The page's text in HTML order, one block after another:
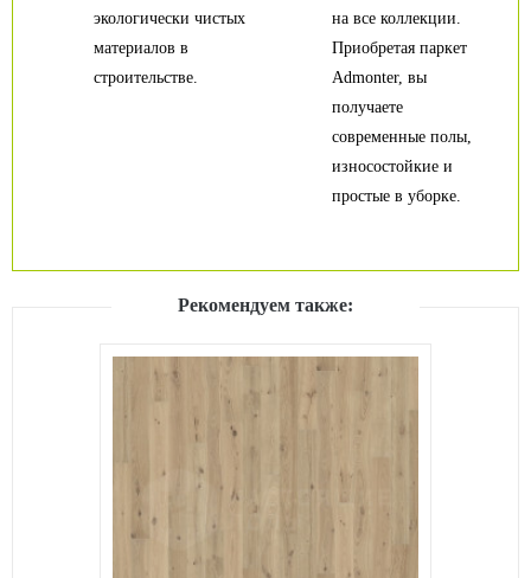
экологически чистых
материалов в
строительстве.
на все коллекции.
Приобретая паркет
Admonter, вы
получаете
современные полы,
износостойкие и
простые в уборке.
Рекомендуем также: